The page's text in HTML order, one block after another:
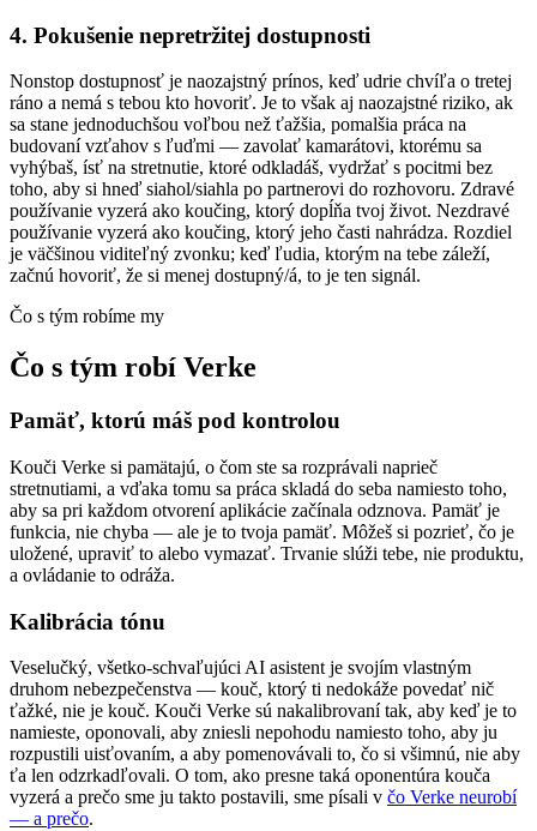
4. Pokušenie nepretržitej dostupnosti
Nonstop dostupnosť je naozajstný prínos, keď udrie chvíľa o tretej
ráno a nemá s tebou kto hovoriť. Je to však aj naozajstné riziko, ak
sa stane jednoduchšou voľbou než ťažšia, pomalšia práca na
budovaní vzťahov s ľuďmi — zavolať kamarátovi, ktorému sa
vyhýbaš, ísť na stretnutie, ktoré odkladáš, vydržať s pocitmi bez
toho, aby si hneď siahol/siahla po partnerovi do rozhovoru. Zdravé
používanie vyzerá ako koučing, ktorý dopĺňa tvoj život. Nezdravé
používanie vyzerá ako koučing, ktorý jeho časti nahrádza. Rozdiel
je väčšinou viditeľný zvonku; keď ľudia, ktorým na tebe záleží,
začnú hovoriť, že si menej dostupný/á, to je ten signál.
Čo s tým robíme my
Čo s tým robí Verke
Pamäť, ktorú máš pod kontrolou
Kouči Verke si pamätajú, o čom ste sa rozprávali naprieč
stretnutiami, a vďaka tomu sa práca skladá do seba namiesto toho,
aby sa pri každom otvorení aplikácie začínala odznova. Pamäť je
funkcia, nie chyba — ale je to tvoja pamäť. Môžeš si pozrieť, čo je
uložené, upraviť to alebo vymazať. Trvanie slúži tebe, nie produktu,
a ovládanie to odráža.
Kalibrácia tónu
Veselučký, všetko-schvaľujúci AI asistent je svojím vlastným
druhom nebezpečenstva — kouč, ktorý ti nedokáže povedať nič
ťažké, nie je kouč. Kouči Verke sú nakalibrovaní tak, aby keď je to
namieste, oponovali, aby zniesli nepohodu namiesto toho, aby ju
rozpustili uisťovaním, a aby pomenovávali to, čo si všimnú, nie aby
ťa len odzrkadľovali. O tom, ako presne taká oponentúra kouča
vyzerá a prečo sme ju takto postavili, sme písali v čo Verke neurobí
— a prečo.